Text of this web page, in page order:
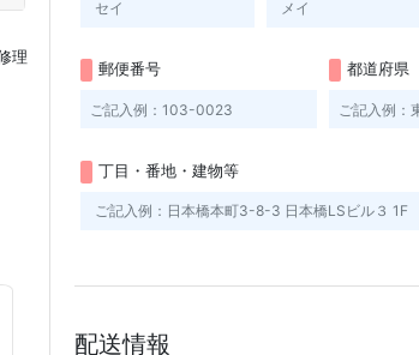
理
郵便番号 都道府県
丁目・番地・建物等
配送情報